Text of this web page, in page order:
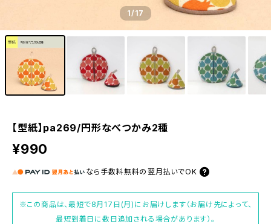
1/17
【型紙】pa269/円形なべつかみ2種
¥990
なら 手数料無料の 翌月払いでOK
※この商品は、最短で8月17日(月)にお届けします（お届け先によって、
最短到着日に数日追加される場合があります）。